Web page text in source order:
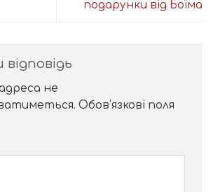
подарунки від Боїма
не
Обов’язкові поля